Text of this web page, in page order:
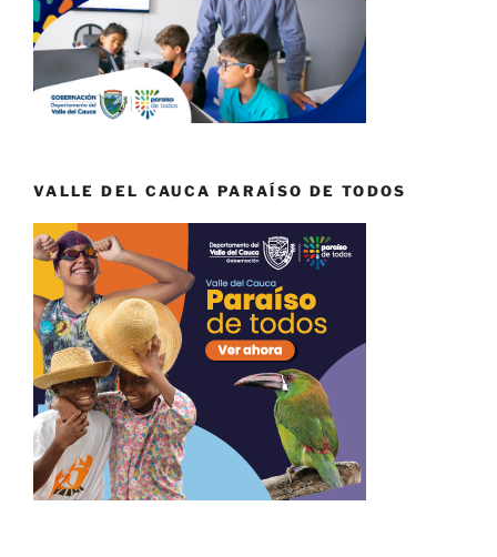
VALLE DEL CAUCA PARAÍSO DE TODOS